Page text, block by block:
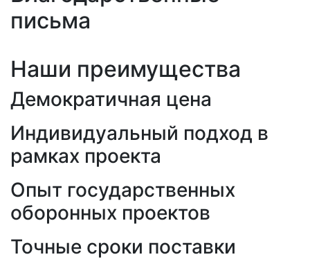
письма
Наши преимущества
Демократичная цена
Индивидуальный подход в
рамках проекта
Опыт государственных
оборонных проектов
Точные сроки поставки